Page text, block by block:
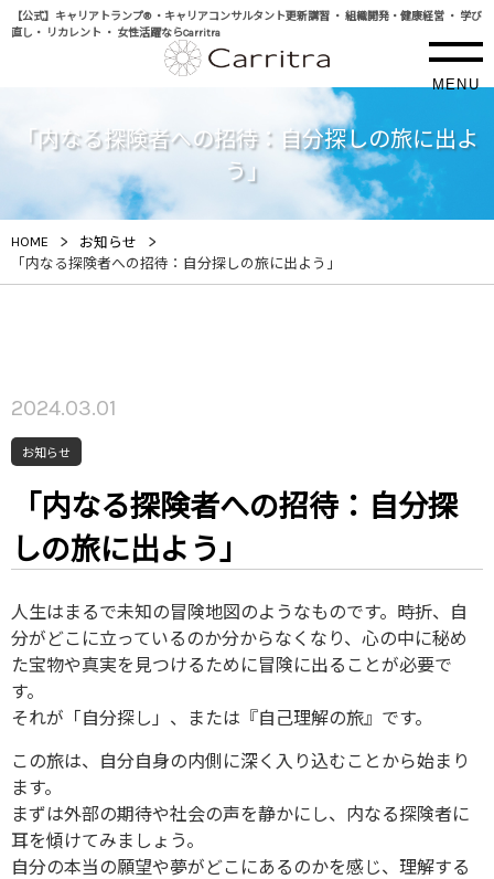
【公式】キャリアトランプ® ・キャリアコンサルタント更新講習 ・ 組織開発・健康経営 ・ 学び
直し・ リカレント ・ 女性活躍ならCarritra
MENU
「内なる探険者への招待：自分探しの旅に出よ
う」
HOME > お知らせ >
「内なる探険者への招待：自分探しの旅に出よう」
2024.03.01
お知らせ
「内なる探険者への招待：自分探
しの旅に出よう」
人生はまるで未知の冒険地図のようなものです。時折、自
分がどこに立っているのか分からなくなり、心の中に秘め
た宝物や真実を見つけるために冒険に出ることが必要で
す。
それが「自分探し」、または『自己理解の旅』です。
この旅は、自分自身の内側に深く入り込むことから始まり
ます。
まずは外部の期待や社会の声を静かにし、内なる探険者に
耳を傾けてみましょう。
自分の本当の願望や夢がどこにあるのかを感じ、理解する